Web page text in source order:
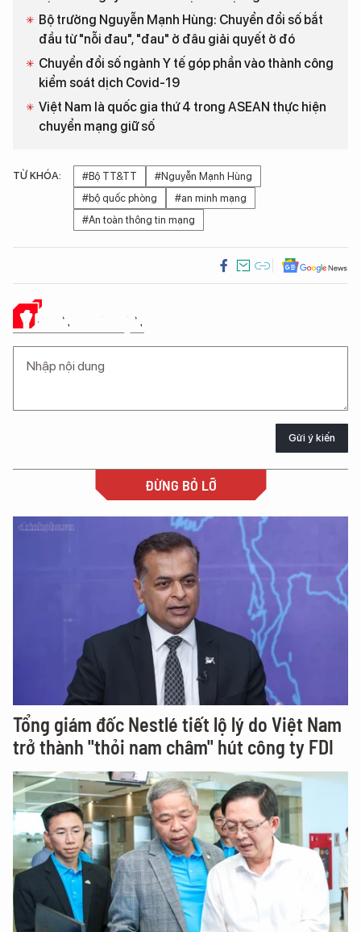
Bộ trưởng Nguyễn Mạnh Hùng: Chuyển đổi số bắt
đầu từ "nỗi đau", "đau" ở đâu giải quyết ở đó
Chuyển đổi số ngành Y tế góp phần vào thành công
kiểm soát dịch Covid-19
Việt Nam là quốc gia thứ 4 trong ASEAN thực hiện
chuyển mạng giữ số
TỪ KHÓA: #Bộ TT&TT
#Nguyễn Mạnh Hùng
#bộ quốc phòng
#an minh mạng
#An toàn thông tin mạng
Ý KIẾN CỦA BẠN
Gửi ý kiến
ĐỪNG BỎ LỠ
Tổng giám đốc Nestlé tiết lộ lý do Việt Nam
trở thành "thỏi nam châm" hút công ty FDI